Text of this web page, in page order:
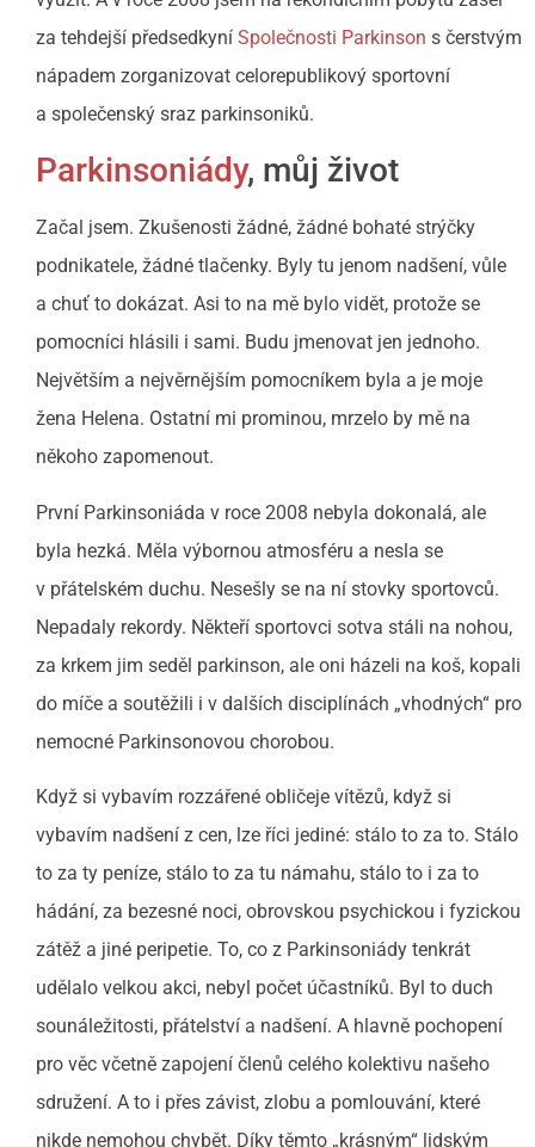
za tehdejší předsedkyní Společnosti Parkinson s čerstvým
nápadem zorganizovat celorepublikový sportovní
a společenský sraz parkinsoniků.
Parkinsoniády, můj život
Začal jsem. Zkušenosti žádné, žádné bohaté strýčky
podnikatele, žádné tlačenky. Byly tu jenom nadšení, vůle
a chuť to dokázat. Asi to na mě bylo vidět, protože se
pomocníci hlásili i sami. Budu jmenovat jen jednoho.
Největším a nejvěrnějším pomocníkem byla a je moje
žena Helena. Ostatní mi prominou, mrzelo by mě na
někoho zapomenout.
První Parkinsoniáda v roce 2008 nebyla dokonalá, ale
byla hezká. Měla výbornou atmosféru a nesla se
v přátelském duchu. Nesešly se na ní stovky sportovců.
Nepadaly rekordy. Někteří sportovci sotva stáli na nohou,
za krkem jim seděl parkinson, ale oni házeli na koš, kopali
do míče a soutěžili i v dalších disciplínách „vhodných“ pro
nemocné Parkinsonovou chorobou.
Když si vybavím rozzářené obličeje vítězů, když si
vybavím nadšení z cen, lze říci jediné: stálo to za to. Stálo
to za ty peníze, stálo to za tu námahu, stálo to i za to
hádání, za bezesné noci, obrovskou psychickou i fyzickou
zátěž a jiné peripetie. To, co z Parkinsoniády tenkrát
udělalo velkou akci, nebyl počet účastníků. Byl to duch
sounáležitosti, přátelství a nadšení. A hlavně pochopení
pro věc včetně zapojení členů celého kolektivu našeho
sdružení. A to i přes závist, zlobu a pomlouvání, které
nikde nemohou chybět. Díky těmto „krásným“ lidským